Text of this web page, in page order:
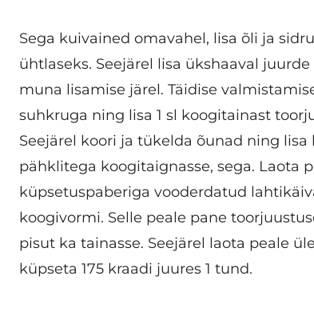
Sega kuivained omavahel, lisa õli ja
ühtlaseks. Seejärel lisa ükshaaval
muna lisamise järel. Täidise
suhkruga ning lisa 1 sl koogitainast
Seejärel koori ja tükelda õunad ning lisa
pähklitega koogitaignasse, sega. Laota
küpsetuspaberiga vooderdatud
koogivormi. Selle peale pane
pisut ka tainasse. Seejärel laota peale
küpseta 175 kraadi juures 1 tund.